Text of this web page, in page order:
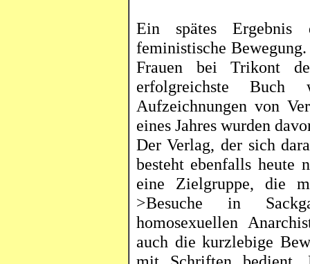
Ein spätes
feministische
Frauen beiTrikont
erfolgreichste Buch
Aufzeichnungen von
eines Jahres wurden
Der Verlag, der sich
besteht ebenfalls heute
eine Zielgruppe, die
>Besuche in
homosexuellen
auch die kurzlebige